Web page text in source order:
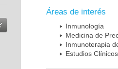
Áreas de interés
Inmunología
Medicina de
Inmunoterapia
Estudios Clínicos